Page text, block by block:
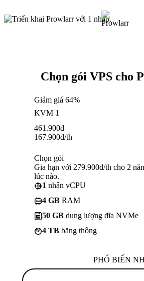
Chọn gói VPS cho
Giảm giá 64%
KVM 1
461.900đ
167.900đ/th
Chọn gói
Gia hạn với 279.900đ/th cho 2
lúc nào.
1 nhân vCPU
4 GB RAM
50 GB dung lượng đĩa NVMe
4 TB băng thông
PHỔ BIẾN